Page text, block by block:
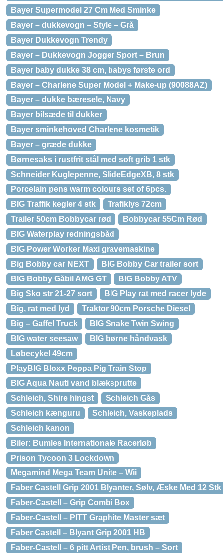
Bayer Supermodel 27 Cm Med Sminke
Bayer – dukkevogn – Style – Grå
Bayer Dukkevogn Trendy
Bayer – Dukkevogn Jogger Sport – Brun
Bayer baby dukke 38 cm, babys første ord
Bayer – Charlene Super Model + Make-up (90088AZ)
Bayer – dukke bæresele, Navy
Bayer bilsæde til dukker
Bayer sminkehoved Charlene kosmetik
Bayer – græde dukke
Børnesaks i rustfrit stål med soft grib 1 stk
Schneider Kuglepenne, SlideEdgeXB, 8 stk
Porcelain pens warm colours set of 6pcs.
BIG Traffik kegler 4 stk
Trafiklys 72cm
Trailer 50cm Bobbycar rød
Bobbycar 55Cm Rød
BIG Waterplay redningsbåd
BIG Power Worker Maxi gravemaskine
Big Bobby car NEXT
BIG Bobby Car trailer sort
BIG Bobby Gåbil AMG GT
BIG Bobby ATV
Big Sko str 21-27 sort
BIG Play rat med racer lyde
Big, rat med lyd
Traktor 90cm Porsche Diesel
Big – Gaffel Truck
BIG Snake Twin Swing
BIG water seesaw
BIG børne håndvask
Løbecykel 49cm
PlayBIG Bloxx Peppa Pig Train Stop
BIG Aqua Nauti vand blæksprutte
Schleich, Shire hingst
Schleich Gås
Schleich kænguru
Schleich, Vaskeplads
Schleich kanon
Biler: Bumles Internationale Racerløb
Prison Tycoon 3 Lockdown
Megamind Mega Team Unite – Wii
Faber Castell Grip 2001 Blyanter, Sølv, Æske Med 12 Stk
Faber-Castell – Grip Combi Box
Faber-Castell – PITT Graphite Master sæt
Faber Castell – Blyant Grip 2001 HB
Faber-Castell – 6 pitt Artist Pen, brush – Sort